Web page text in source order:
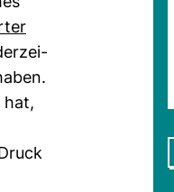
hat,